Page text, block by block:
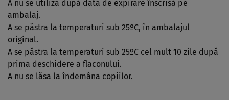
A nu se utiliza după data de expirare înscrisă pe
ambalaj.
A se păstra la temperaturi sub 25ºC, în ambalajul
original.
A se păstra la temperaturi sub 25ºC cel mult 10 zile după
prima deschidere a flaconului.
A nu se lăsa la îndemâna copiilor.